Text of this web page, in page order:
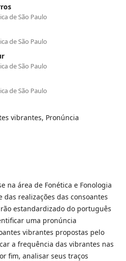
de São Paulo
de São Paulo
de São Paulo
de São Paulo
vibrantes, Pronúncia
na área de Fonética e Fonologia
das realizações das consoantes
estandardizado do português
uma pronúncia
vibrantes propostas pelo
a frequência das vibrantes nas
fim, analisar seus traços